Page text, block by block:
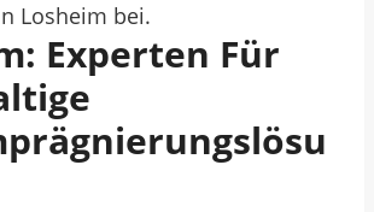
Losheim bei.
Experten Für